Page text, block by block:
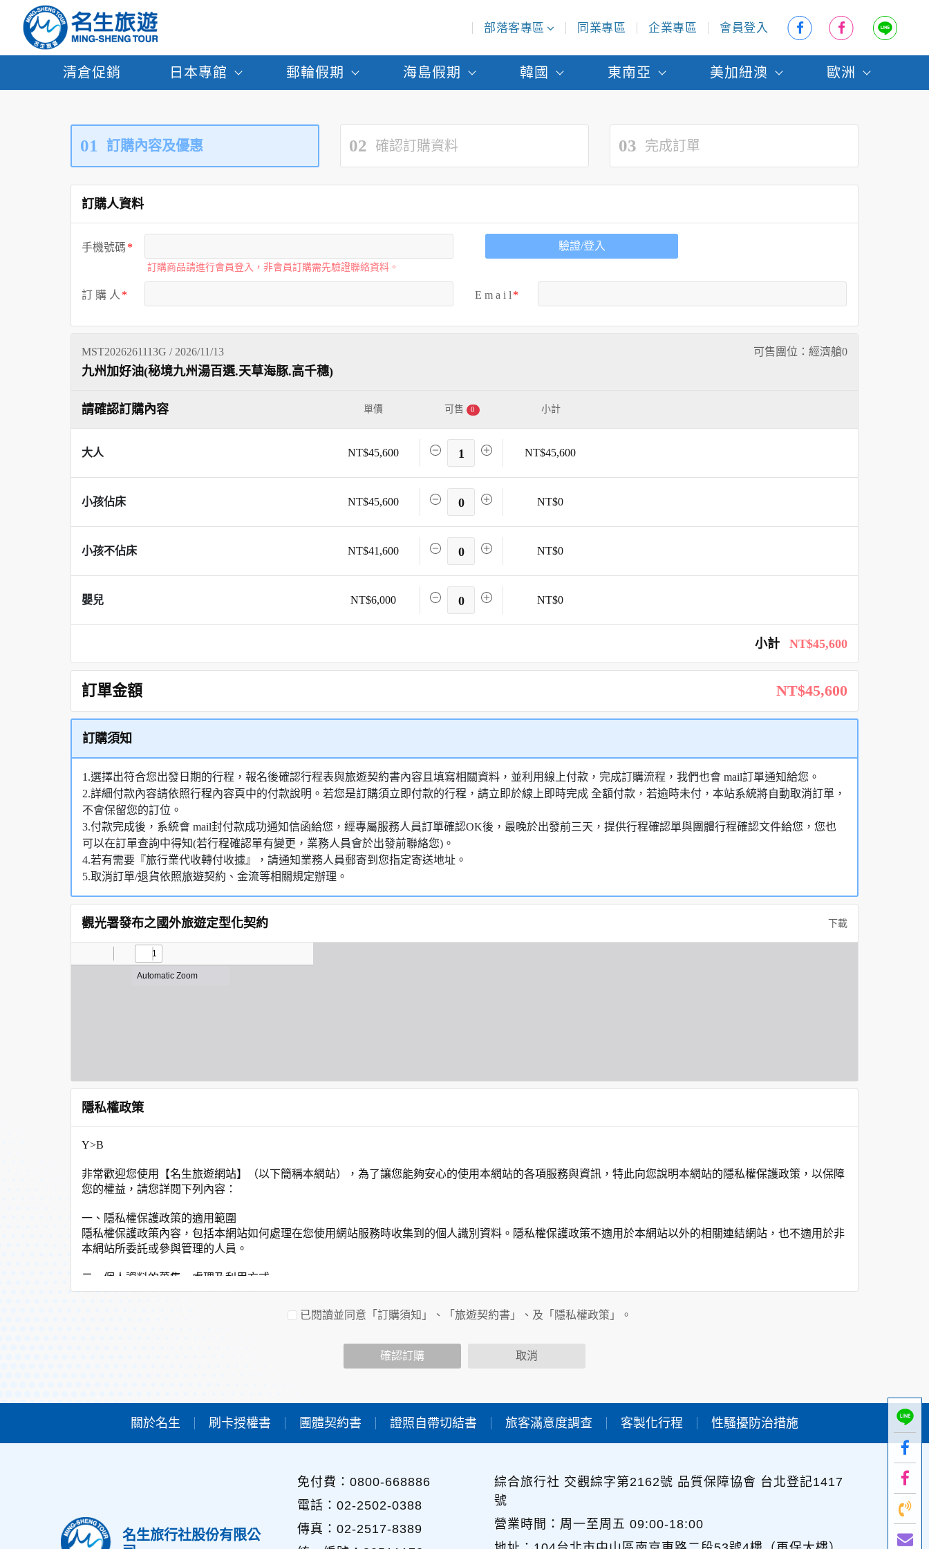
部落客專區 同業專區 企業專區 會員登入
清倉促銷 日本專館 郵輪假期 海島假期 韓國 東南亞 美加紐澳 歐洲
01 訂購內容及優惠 02 確認訂購資料 03 完成訂單
訂購人資料
手機號碼
訂購商品請進行會員登入，非會員訂購需先驗證聯絡資料。
驗證/登入
訂 購 人 E m a i l
MST2026261113G / 2026/11/13 可售團位：經濟艙0
九州加好油(秘境九州湯百選.天草海豚.高千穗)
請確認訂購內容 單價 可售 0 小計
大人 NT$45,600 1 NT$45,600
小孩佔床 NT$45,600 0 NT$0
小孩不佔床 NT$41,600 0 NT$0
嬰兒 NT$6,000 0 NT$0
小計 NT$45,600
訂單金額 NT$45,600
訂購須知
1.選擇出符合您出發日期的行程，報名後確認行程表與旅遊契約書內容且填寫相關資料，並利用線上付款，完成訂購流程，我們也會 mail訂單通知給您。
2.詳細付款內容請依照行程內容頁中的付款說明。若您是訂購須立即付款的行程，請立即於線上即時完成 全額付款，若逾時未付，本站系統將自動取消訂單，
不會保留您的訂位。
3.付款完成後，系統會 mail封付款成功通知信函給您，經專屬服務人員訂單確認OK後，最晚於出發前三天，提供行程確認單與團體行程確認文件給您，您也
可以在訂單查詢中得知(若行程確認單有變更，業務人員會於出發前聯絡您)。
4.若有需要『旅行業代收轉付收據』，請通知業務人員郵寄到您指定寄送地址。
5.取消訂單/退貨依照旅遊契約、金流等相關規定辦理。
觀光署發布之國外旅遊定型化契約 下載
隱私權政策
Y>B
非常歡迎您使用【名生旅遊網站】（以下簡稱本網站），為了讓您能夠安心的使用本網站的各項服務與資訊，特此向您說明本網站的隱私權保護政策，以保障
您的權益，請您詳閱下列內容：
一、隱私權保護政策的適用範圍
隱私權保護政策內容，包括本網站如何處理在您使用網站服務時收集到的個人識別資料。隱私權保護政策不適用於本網站以外的相關連結網站，也不適用於非
本網站所委託或參與管理的人員。
二、個人資料的蒐集、處理及利用方式
當您造訪本網站或使用本網站所提供之功能服務時，我們將視該服務功能性質，請您提供必要的個人資料，並在該特定目的範圍內處理及利用您的個人資料；
非經您書面同意，本網站不會將個人資料用於其他用途。
本網站在您使用服務信箱、問卷調查等互動性功能時，會保留您所提供的姓名、電子郵件地址、聯絡方式及使用時間等。
為提供精確的服務，我們會將收集的問卷調查內容進行統計與分析，分析結果之統計數據或說明文字呈現，除供內部研究外，我們會視需要公佈統計數據及說
本網站主機均設有防火牆、防毒系統等相關的各項資訊安全設備及必要的安全防護措施，加以保護網站及您的個人資料採用嚴格的保護措施，只由經過授權的
人員才能接觸您的個人資料，相關處理人員皆簽有保密合約，如有違反保密義務者，將會受到相關的法律處分。
本網站的網頁提供其他網站的網路連結，您也可經由本網站所提供的連結，點選進入其他網站。但該連結網站不適用本網站的隱私權保護政策，您必須參考該
連結網站中的隱私權保護政策。
已閱讀並同意「訂購須知」、「旅遊契約書」、及「隱私權政策」。
確認訂購 取消
關於名生 刷卡授權書 團體契約書 證照自帶切結書 旅客滿意度調查 客製化行程 性騷擾防治措施
名生旅行社股份有限公
免付費：0800-668886
電話：02-2502-0388
傳真：02-2517-8389
綜合旅行社 交觀綜字第2162號 品質保障協會 台北登記1417
號
營業時間：周一至周五 09:00-18:00